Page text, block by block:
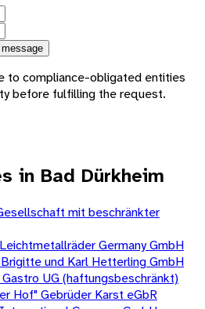
to compliance-obligated entities
before fulfilling the request.
in Bad Dürkheim
mit beschränkter
Germany GmbH
und Karl Hetterling GmbH
UG (haftungsbeschränkt)
Hof" Gebrüder Karst eGbR